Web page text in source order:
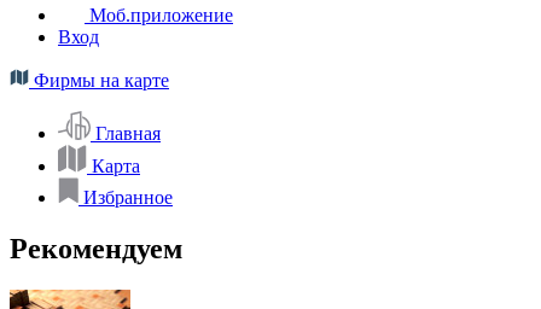
Моб.приложение
Вход
Фирмы на карте
Главная
Карта
Избранное
Рекомендуем